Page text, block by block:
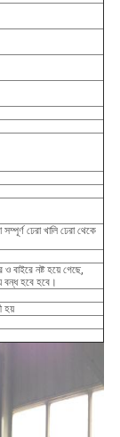
ঢেরা খালি ঢেরা থেকে
বাইরে নষ্ট হয়ে গেছে,
বন্ধ হবে হবে।
হয়